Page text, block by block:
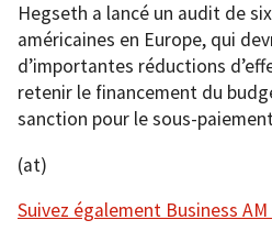
Hegseth a lancé un audit de
américaines en Europe, qui
d’importantes réductions
retenir le financement du
sanction pour le sous-
(at)
Suivez également Business